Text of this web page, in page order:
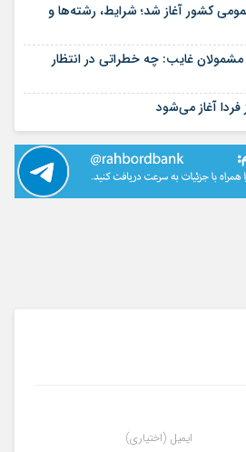
کشور آغاز شد؛ شرایط، رشته‌ها و
غایب: چه خطراتی در انتظار
فردا آغاز می‌شود
ایمیل (اختیاری)